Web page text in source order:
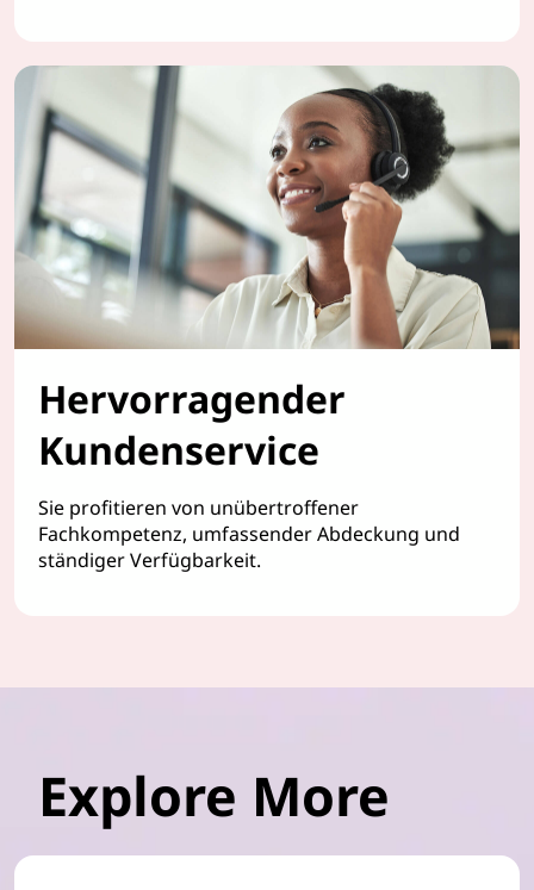
Hervorragender
Kundenservice
Sie profitieren von unübertroffener
Fachkompetenz, umfassender Abdeckung und
ständiger Verfügbarkeit.
Explore More